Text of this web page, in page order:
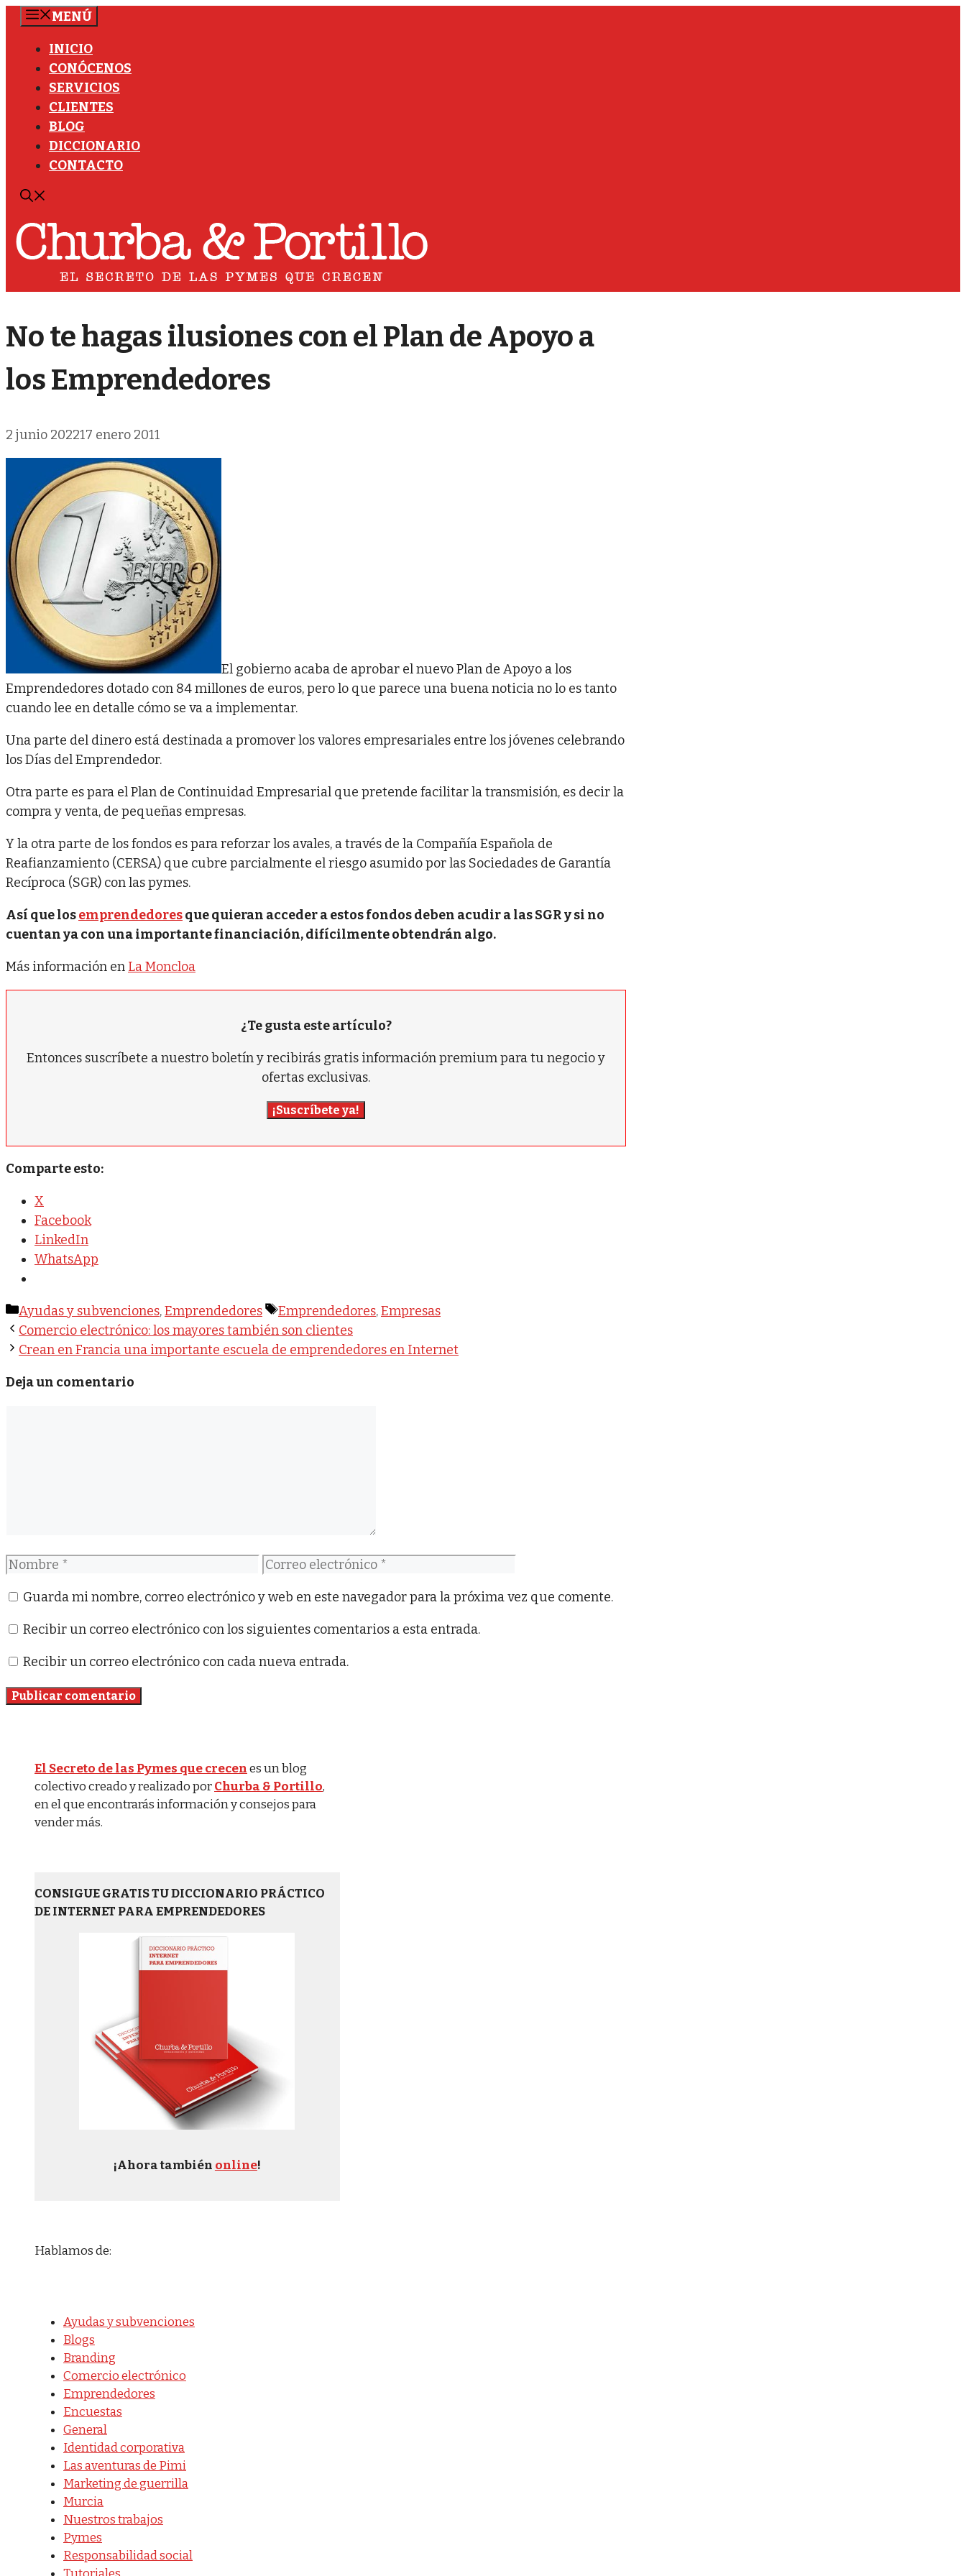
Saltar
contenido
MENÚ
INICIO
CONÓCENOS
SERVICIOS
CLIENTES
BLOG
DICCIONARIO
CONTACTO
No te hagas ilusiones con el Plan de Apoyo a
los Emprendedores
2 junio 202217 enero 2011
El gobierno acaba de aprobar el nuevo Plan de Apoyo a los
Emprendedores dotado con 84 millones de euros, pero lo que parece una buena noticia no lo es tanto
cuando lee en detalle cómo se va a implementar.
Una parte del dinero está destinada a promover los valores empresariales entre los jóvenes celebrando
los Días del Emprendedor.
Otra parte es para el Plan de Continuidad Empresarial que pretende facilitar la transmisión, es decir la
compra y venta, de pequeñas empresas.
Y la otra parte de los fondos es para reforzar los avales, a través de la Compañía Española de
Reafianzamiento (CERSA) que cubre parcialmente el riesgo asumido por las Sociedades de Garantía
Recíproca (SGR) con las pymes.
Así que losemprendedoresque quieran acceder a estos fondos deben acudir a las SGR y si no
cuentan ya con una importante financiación, difícilmente obtendrán algo.
Más información en La Moncloa
¿Te gusta este artículo?
Entonces suscríbete a nuestro boletín y recibirás gratis información premium para tu negocio y
ofertas exclusivas.
¡Suscríbete ya!
Comparte esto:
X
Facebook
LinkedIn
WhatsApp
Categorías
Ayudas y subvenciones,Emprendedores Etiquetas
Emprendedores,Empresas
Comercio electrónico: los mayores también son clientes
Crean en Francia una importante escuela de emprendedores en Internet
Deja un comentario
Nombre
Correo
Guarda mi nombre, correo electrónico y web en este navegador para la próxima vez que comente.
Recibir un correo electrónico con los siguientes comentarios a esta entrada.
Recibir un correo electrónico con cada nueva entrada.
El Secreto de las Pymes que crecenes un blog
colectivo creado y realizado porChurba & Portillo,
en el que encontrarás información y consejos para
vender más.
CONSIGUE GRATIS TU DICCIONARIO PRÁCTICO
DE INTERNET PARA EMPRENDEDORES
¡Ahora también online!
Hablamos de:
Ayudas y subvenciones
Blogs
Branding
Comercio electrónico
Emprendedores
Encuestas
General
Identidad corporativa
Las aventuras de Pimi
Marketing de guerrilla
Murcia
Nuestros trabajos
Pymes
Responsabilidad social